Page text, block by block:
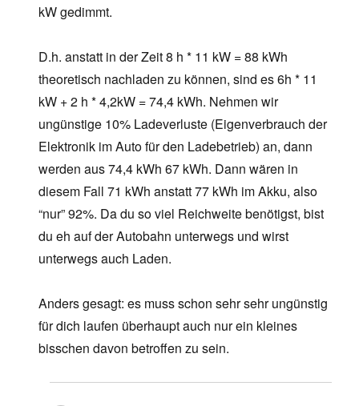
kW gedimmt.
D.h. anstatt in der Zeit 8 h * 11 kW = 88 kWh
theoretisch nachladen zu können, sind es 6h * 11
kW + 2 h * 4,2kW = 74,4 kWh. Nehmen wir
ungünstige 10% Ladeverluste (Eigenverbrauch der
Elektronik im Auto für den Ladebetrieb) an, dann
werden aus 74,4 kWh 67 kWh. Dann wären in
diesem Fall 71 kWh anstatt 77 kWh im Akku, also
“nur” 92%. Da du so viel Reichweite benötigst, bist
du eh auf der Autobahn unterwegs und wirst
unterwegs auch Laden.
Anders gesagt: es muss schon sehr sehr ungünstig
für dich laufen überhaupt auch nur ein kleines
bisschen davon betroffen zu sein.